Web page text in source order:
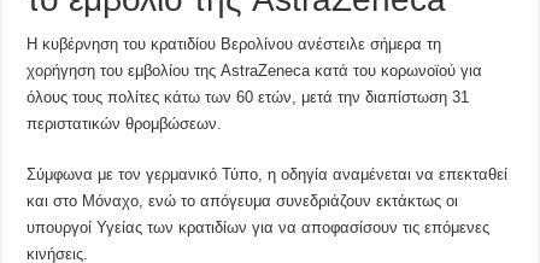
Η κυβέρνηση του κρατιδίου Βερολίνου ανέστειλε σήμερα τη
χορήγηση του εμβολίου της AstraZeneca κατά του κορωνοϊού για
όλους τους πολίτες κάτω των 60 ετών, μετά την διαπίστωση 31
περιστατικών θρομβώσεων.
Σύμφωνα με τον γερμανικό Τύπο, η οδηγία αναμένεται να επεκταθεί
και στο Μόναχο, ενώ το απόγευμα συνεδριάζουν εκτάκτως οι
υπουργοί Υγείας των κρατιδίων για να αποφασίσουν τις επόμενες
κινήσεις.